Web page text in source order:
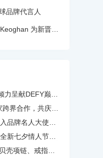
品牌代言人
为新晋品牌大使
列镂空天际腕表白色陶瓷款
，共庆品牌百年华诞
名人大使大家庭
七夕情人节短片
、戒指、耳环等